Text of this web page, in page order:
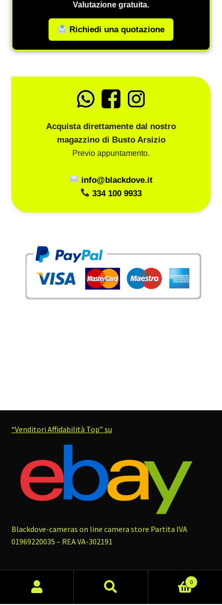
Valutazione gratuita.
Richiedi una quotazione
Acquista direttamente dal nostro
magazzino di Busto Arsizio
Previo appuntamento.
info@blackdove.it
334 100 9933
“Venditori Affidabilità Top” su
Blackdove-cameras on line camera store Partita IVA
01969220035 – REA VA-302191
0